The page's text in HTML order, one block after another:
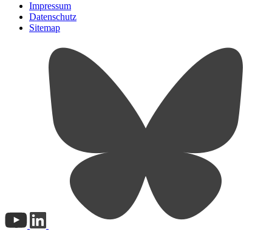
Impressum
Datenschutz
Sitemap